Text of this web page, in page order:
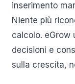
inserimento
Niente più
calcolo. eGrow
decisioni e
sulla crescita,